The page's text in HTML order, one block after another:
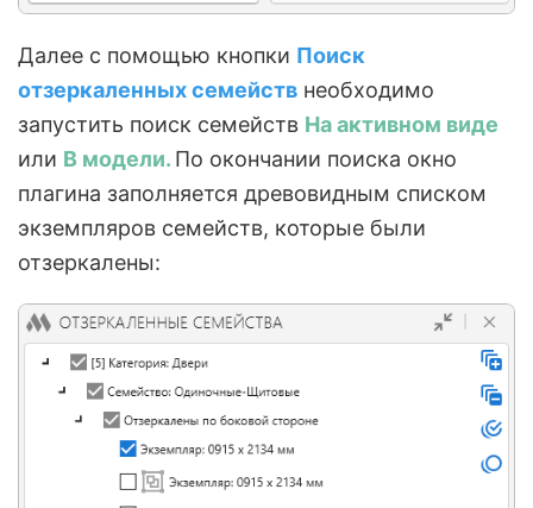
Далее с помощью кнопки Поиск
отзеркаленных семейств необходимо
запустить поиск семейств На активном виде
или В модели. По окончании поиска окно
плагина заполняется древовидным списком
экземпляров семейств, которые были
отзеркалены: